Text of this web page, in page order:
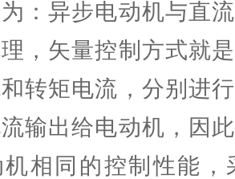
：异步电动机与直
，矢量控制方式就
转矩电流，分别进
输出给电动机，因
相同的控制性能